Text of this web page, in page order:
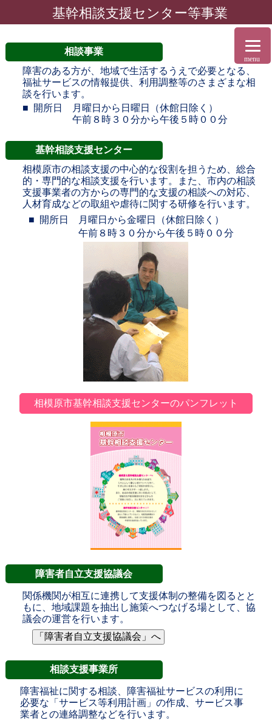
menu
基幹相談支援センター等事業
相談事業
障害のある方が、地域で生活するうえで必要となる、
福祉サービスの情報提供、利用調整等のさまざまな相
談を行います。
開所日 月曜日から日曜日（休館日除く）
午前８時３０分から午後５時００分
基幹相談支援センター
相模原市の相談支援の中心的な役割を担うため、総合
的・専門的な相談支援を行います。また、市内の相談
支援事業者の方からの専門的な支援の相談への対応、
人材育成などの取組や虐待に関する研修を行います。
開所日 月曜日から金曜日（休館日除く）
午前８時３０分から午後５時００分
相模原市基幹相談支援センターのパンフレット
障害者自立支援協議会
関係機関が相互に連携して支援体制の整備を図るとと
もに、地域課題を抽出し施策へつなげる場として、協
議会の運営を行います。
相談支援事業所
障害福祉に関する相談、障害福祉サービスの利用に
必要な「サービス等利用計画」の作成、サービス事
業者との連絡調整などを行います。